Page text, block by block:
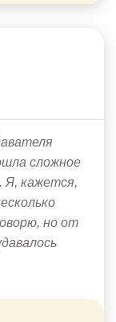
сложное
Я, кажется,
но от